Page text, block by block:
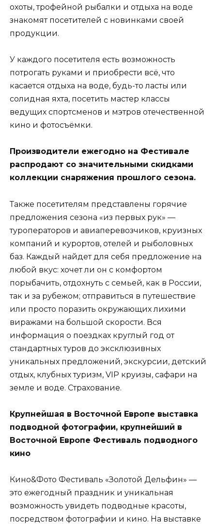
охоты, трофейной рыбалки и отдыха на воде
знакомят посетителей с новинками своей
продукции.
У каждого посетителя есть возможность
потрогать руками и приобрести всё, что
касается отдыха на воде, будь-то ласты или
солидная яхта, посетить мастер классы
ведущих спортсменов и мэтров отечественной
кино и фотосъёмки.
Производители ежегодно на Фестивале
распродают со значительными скидками
коллекции снаряжения прошлого сезона.
Также посетителям представлены горячие
предложения сезона «из первых рук» —
туроператоров и авиаперевозчиков, круизных
компаний и курортов, отелей и рыболовных
баз. Каждый найдет для себя предложение на
любой вкус: хочет ли он с комфортом
порыбачить, отдохнуть с семьей, как в России,
так и за рубежом; отправиться в путешествие
или просто поразить окружающих лихими
виражами на большой скорости. Вся
информация о поездках круглый год от
стандартных туров до эксклюзивных
уникальных предложений, экскурсии, детский
отдых, клубных туризм, VIP круизы, сафари на
земле и воде. Страхование.
Крупнейшая в Восточной Европе выставка
подводной фотографии, крупнейший в
Восточной Европе Фестиваль подводного
кино
Кино&Фото Фестиваль «Золотой Дельфин» —
это ежегодный праздник и уникальная
возможность увидеть подводные красоты,
посредством фотографии и кино. На выставке